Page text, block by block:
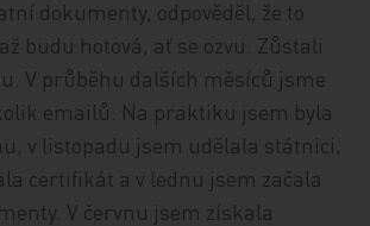
dokumenty, odpověděl, že to
budu hotová, ať se ozvu. Zůstali
V průběhu dalších měsíců jsme
emailů. Na praktiku jsem byla
v listopadu jsem udělala státnici,
certifikát a v lednu jsem začala
V červnu jsem získala